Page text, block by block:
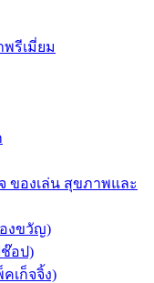
รีเมี่ยม
ของเล่น สุขภาพและ
องขวัญ)
ช๊อป)
คเก็จจิ้ง)